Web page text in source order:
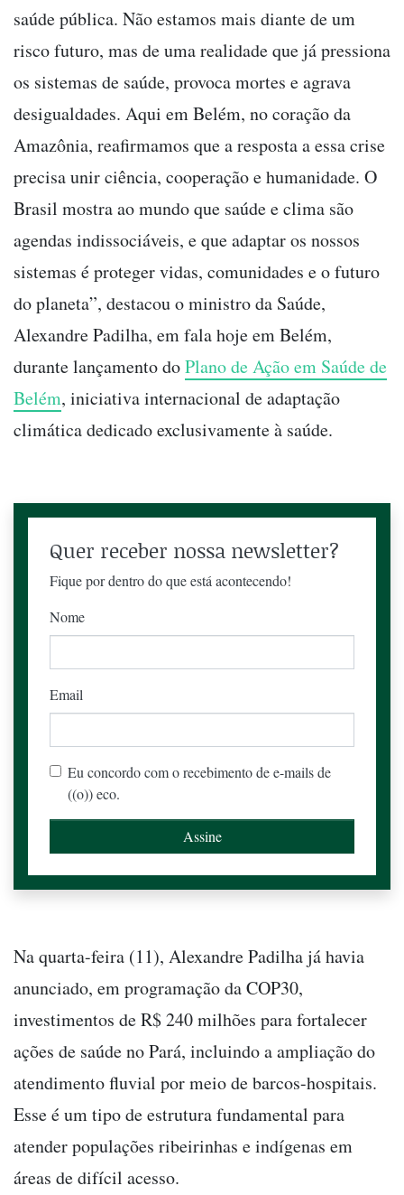
saúde pública. Não estamos mais diante de um
risco futuro, mas de uma realidade que já pressiona
os sistemas de saúde, provoca mortes e agrava
desigualdades. Aqui em Belém, no coração da
Amazônia, reafirmamos que a resposta a essa crise
precisa unir ciência, cooperação e humanidade. O
Brasil mostra ao mundo que saúde e clima são
agendas indissociáveis, e que adaptar os nossos
sistemas é proteger vidas, comunidades e o futuro
do planeta”, destacou o ministro da Saúde,
Alexandre Padilha, em fala hoje em Belém,
durante lançamento doPlano de Ação em Saúde de
Belém, iniciativa internacional de adaptação
climática dedicado exclusivamente à saúde.
Quer receber nossa newsletter?
Fique por dentro do que está acontecendo!
Nome
Email
Eu concordo com o recebimento de e-mails de
((o)) eco.
Na quarta-feira (11), Alexandre Padilha já havia
anunciado, em programação da COP30,
investimentos de R$ 240 milhões para fortalecer
ações de saúde no Pará, incluindo a ampliação do
atendimento fluvial por meio de barcos-hospitais.
Esse é um tipo de estrutura fundamental para
atender populações ribeirinhas e indígenas em
áreas de difícil acesso.